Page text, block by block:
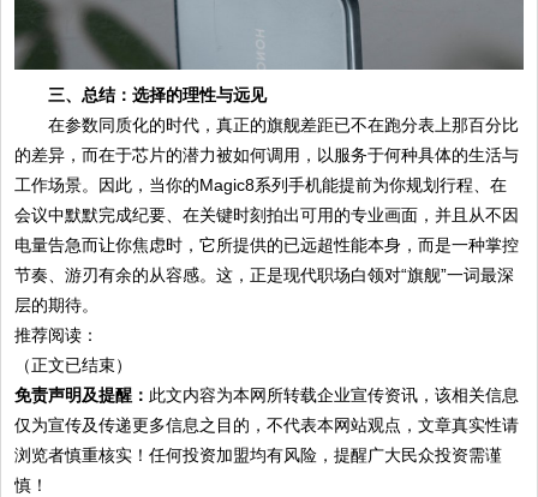
三、总结：选择的理性与远见
在参数同质化的时代，真正的旗舰差距已不在跑分表上那百分比
的差异，而在于芯片的潜力被如何调用，以服务于何种具体的生活与
工作场景。因此，当你的Magic8系列手机能提前为你规划行程、在
会议中默默完成纪要、在关键时刻拍出可用的专业画面，并且从不因
电量告急而让你焦虑时，它所提供的已远超性能本身，而是一种掌控
节奏、游刃有余的从容感。这，正是现代职场白领对“旗舰”一词最深
层的期待。
推荐阅读：
（正文已结束）
免责声明及提醒： 此文内容为本网所转载企业宣传资讯，该相关信息
仅为宣传及传递更多信息之目的，不代表本网站观点，文章真实性请
浏览者慎重核实！任何投资加盟均有风险，提醒广大民众投资需谨
慎！